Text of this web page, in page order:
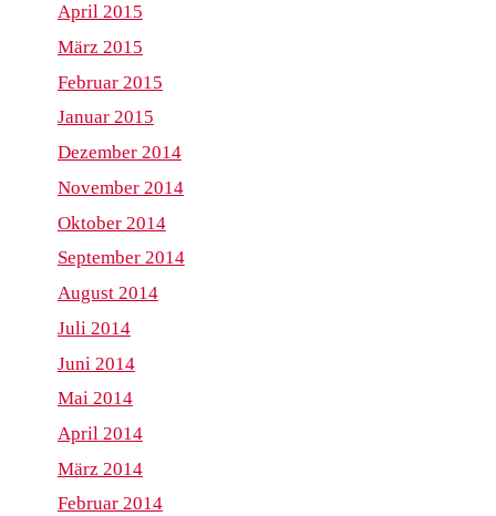
April 2015
März 2015
Februar 2015
Januar 2015
Dezember 2014
November 2014
Oktober 2014
September 2014
August 2014
Juli 2014
Juni 2014
Mai 2014
April 2014
März 2014
Februar 2014